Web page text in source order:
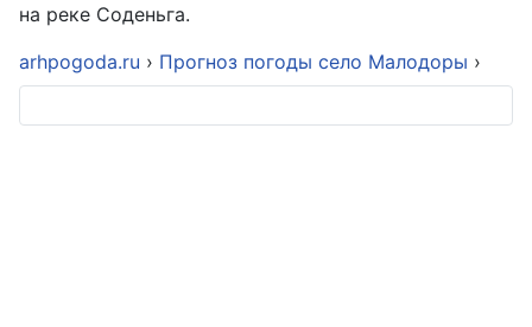
на реке Соденьга.
arhpogoda.ru › Прогноз погоды село Малодоры ›